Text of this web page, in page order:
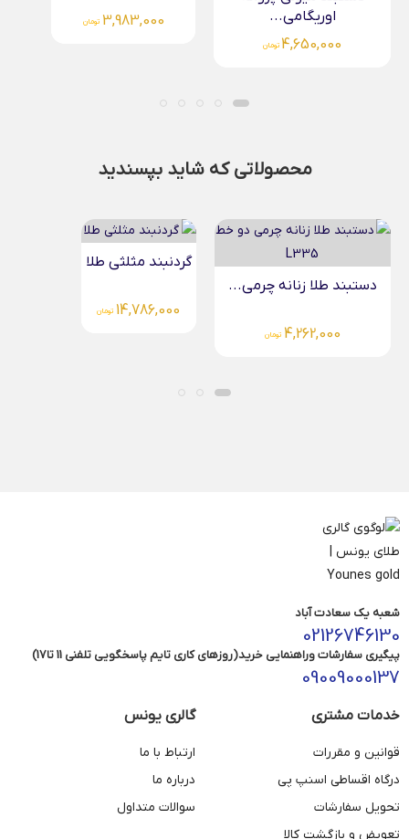
3,983,000 تومان 4,262,000
محصولاتی که شاید بپسندید
گردنبند مثلثی طلا
شعبه یک سعادت آباد
02126746130
پیگیری سفارشات وراهنمایی خرید(روزهای کاری تایم پاسخگویی تلفنی 11 تا17)
09009000137
خدمات مشتری
قوانین و مقررات
درگاه اقساطی اسنپ پی
تحویل سفارشات
تعویض و بازگشت کالا
گالری یونس
ارتباط با ما
درباره ما
سوالات متداول